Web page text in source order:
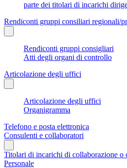
parte dei titolari di incarichi
Rendiconti gruppi consiliari regionali/
Rendiconti gruppi consigliari
Atti degli organi di controllo
Articolazione degli uffici
Articolazione degli uffici
Organigramma
Telefono e posta elettronica
Consulenti e collaboratori
Titolari di incarichi di collaborazione o
Personale